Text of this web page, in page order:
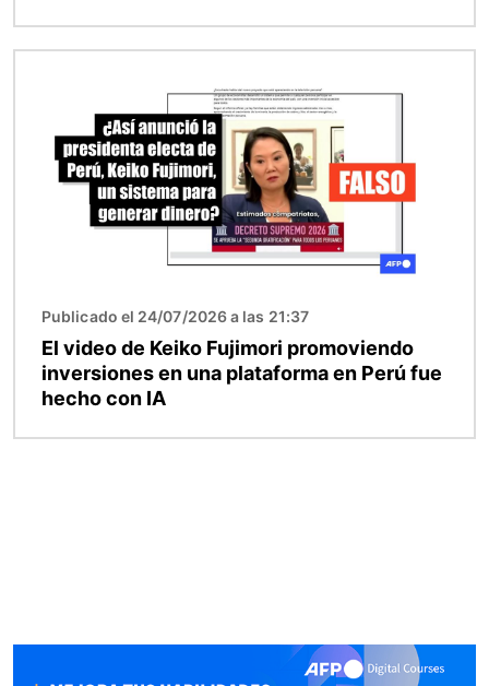
Publicado el 24/07/2026 a las 21:37
El video de Keiko Fujimori promoviendo
inversiones en una plataforma en Perú fue
hecho con IA